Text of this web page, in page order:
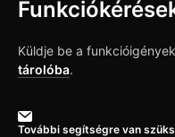
Küldje be a
tárolóba.
További segítségre van